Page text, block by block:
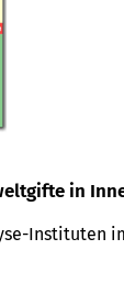
in
Insti­tuten